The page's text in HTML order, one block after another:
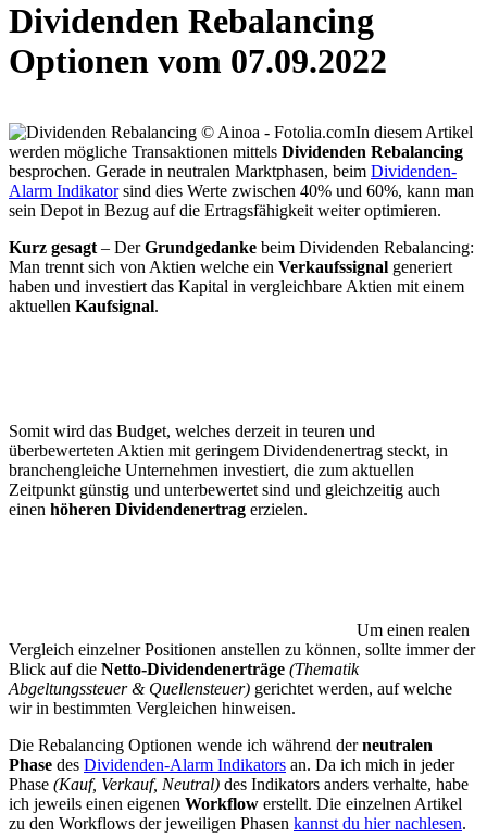
Dividenden Rebalancing
Optionen vom 07.09.2022
In diesem Artikel
werden mögliche Transaktionen mittels Dividenden Rebalancing
besprochen. Gerade in neutralen Marktphasen, beim Dividenden-
Alarm Indikatorsind dies Werte zwischen 40% und 60%, kann man
sein Depot in Bezug auf die Ertragsfähigkeit weiter optimieren.
Kurz gesagt – DerGrundgedanke beim Dividenden Rebalancing:
Man trennt sich von Aktien welche ein Verkaufssignal generiert
haben und investiert das Kapital in vergleichbare Aktien mit einem
aktuellen Kaufsignal.
Somit wird das Budget, welches derzeit in teuren und
überbewerteten Aktien mit geringem Dividendenertrag steckt, in
branchengleiche Unternehmen investiert, die zum aktuellen
Zeitpunkt günstig und unterbewertet sind und gleichzeitig auch
einen höheren Dividendenertrag erzielen.
Um einen realen
Vergleich einzelner Positionen anstellen zu können, sollte immer der
Blick auf die Netto-Dividendenerträge (Thematik
Abgeltungssteuer & Quellensteuer) gerichtet werden, auf welche
wir in bestimmten Vergleichen hinweisen.
Die Rebalancing Optionen wende ich während derneutralen
Phase des Dividenden-Alarm Indikators an. Da ich mich in jeder
Phase (Kauf, Verkauf, Neutral) des Indikators anders verhalte, habe
ich jeweils einen eigenen Workflow erstellt. Die einzelnen Artikel
zu den Workflows der jeweiligen Phasen kannst du hier nachlesen.